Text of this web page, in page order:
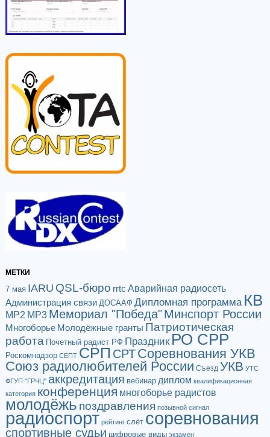
МЕТКИ
7 мая IARU QSL-бюро rrtc Аварийная радиосеть
Администрация связи ДОСААФ Дипломная программа КВ
МР2 МР3 Мемориал "Победа"Минспорт России
Многоборье Молодёжные гранты Патриотическая
работа Почетный радист РФ Праздник РО СРР
Роскомнадзор СЕПТ СРП СРТСоревнования УКВ
Союз радиолюбителей России Съезд УКВ УТС
ФГУП "ГРЧЦ" аккредитация вебинар диплом квалификационная
категория конференция многоборье радистов
молодёжь поздравления позывной сигнал
радиоспорт рейтинг слёт соревнования
спортивные судьи цифровые виды экзамен